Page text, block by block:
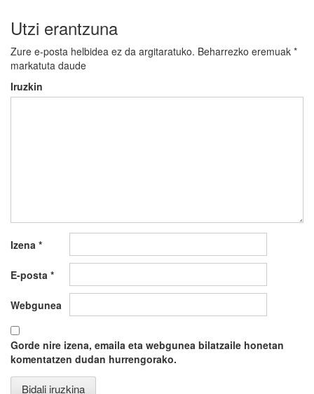
Utzi erantzuna
Zure e-posta helbidea ez da argitaratuko. Beharrezko eremuak *
markatuta daude
Iruzkin
Izena *
E-posta *
Webgunea
Gorde nire izena, emaila eta webgunea bilatzaile honetan
komentatzen dudan hurrengorako.